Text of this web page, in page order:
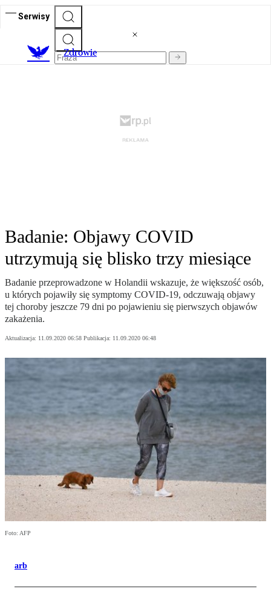
Serwisy
Zdrowie
Badanie: Objawy COVID
utrzymują się blisko trzy miesiące
Badanie przeprowadzone w Holandii wskazuje, że większość osób,
u których pojawiły się symptomy COVID-19, odczuwają objawy
tej choroby jeszcze 79 dni po pojawieniu się pierwszych objawów
zakażenia.
Aktualizacja: 11.09.2020 06:58 Publikacja: 11.09.2020 06:48
Foto: AFP
arb